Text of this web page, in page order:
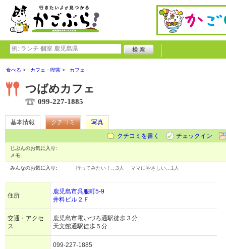
食べる カフェ・喫茶 カフェ
つばめカフェ
099-227-1885
基本情報 クチコミ
写真
クチコミを書く
チェックイン
じぶんのお気に入り:
メモ:
みんなのお気に入り: 行ってみたい！… 3人 ママにやさしい… 1人
住所
鹿児島市呉服町5-9
井料ビル２Ｆ
交通・アクセ
ス
鹿児島市電いづろ通駅徒歩３分
天文館通駅徒歩５分
099-227-1885